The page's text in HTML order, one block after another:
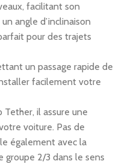
facilitant son
angle d’inclinaison
pour des trajets
un passage rapide de
facilement votre
Tether, il assure une
voiture. Pas de
également avec la
groupe 2/3 dans le sens